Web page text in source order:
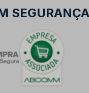
SEGURANÇA